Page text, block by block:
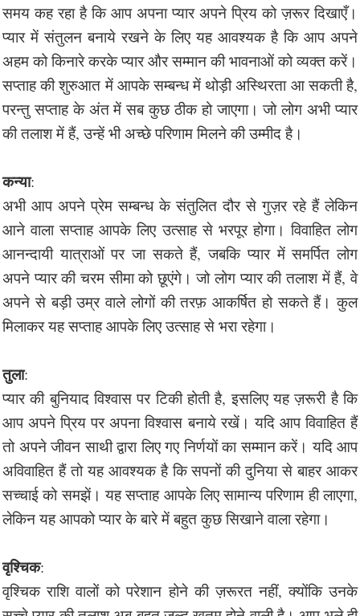
समय कह रहा है कि आप अपना प्यार अपने प्रिय को ज़रूर दिखाएँ।
प्यार में संतुलन बनाये रखने के लिए यह आवश्यक है कि आप अपने
अहम को किनारे करके प्यार और सम्मान की भावनाओं को व्यक्त करें।
सप्ताह की शुरुआत में आपके सम्बन्ध में थोड़ी अस्थिरता आ सकती है,
परन्तु सप्ताह के अंत में सब कुछ ठीक हो जाएगा। जो लोग अभी प्यार
की तलाश में हैं, उन्हें भी अच्छे परिणाम मिलने की उम्मीद है।
कन्या:
अभी आप अपने प्रेम सम्बन्ध के संतुलित दौर से गुज़र रहे हैं लेकिन
आने वाला सप्ताह आपके लिए उत्साह से भरपूर होगा। विवाहित लोग
आनन्दायी यात्राओं पर जा सकते हैं, जबकि प्यार में समर्पित लोग
अपने प्यार की चरम सीमा को छूएंगे। जो लोग प्यार की तलाश में हैं, वे
अपने से बड़ी उम्र वाले लोगों की तरफ़ आकर्षित हो सकते हैं। कुल
मिलाकर यह सप्ताह आपके लिए उत्साह से भरा रहेगा।
तुला:
प्यार की बुनियाद विश्वास पर टिकी होती है, इसलिए यह ज़रूरी है कि
आप अपने प्रिय पर अपना विश्वास बनाये रखें। यदि आप विवाहित हैं
तो अपने जीवन साथी द्वारा लिए गए निर्णयों का सम्मान करें। यदि आप
अविवाहित हैं तो यह आवश्यक है कि सपनों की दुनिया से बाहर आकर
सच्चाई को समझें। यह सप्ताह आपके लिए सामान्य परिणाम ही लाएगा,
लेकिन यह आपको प्यार के बारे में बहुत कुछ सिखाने वाला रहेगा।
वृश्चिक:
वृश्चिक राशि वालों को परेशान होने की ज़रूरत नहीं, क्योंकि उनके